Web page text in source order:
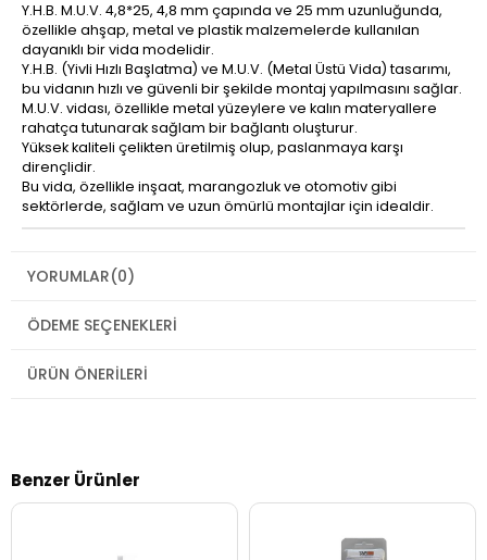
Y.H.B. M.U.V. 4,8*25, 4,8 mm çapında ve 25 mm uzunluğunda,
özellikle ahşap, metal ve plastik malzemelerde kullanılan
dayanıklı bir vida modelidir.
Y.H.B. (Yivli Hızlı Başlatma) ve M.U.V. (Metal Üstü Vida) tasarımı,
bu vidanın hızlı ve güvenli bir şekilde montaj yapılmasını sağlar.
M.U.V. vidası, özellikle metal yüzeylere ve kalın materyallere
rahatça tutunarak sağlam bir bağlantı oluşturur.
Yüksek kaliteli çelikten üretilmiş olup, paslanmaya karşı
dirençlidir.
Bu vida, özellikle inşaat, marangozluk ve otomotiv gibi
sektörlerde, sağlam ve uzun ömürlü montajlar için idealdir.
YORUMLAR(0)
ÖDEME SEÇENEKLERI
ÜRÜN ÖNERILERI
Benzer Ürünler